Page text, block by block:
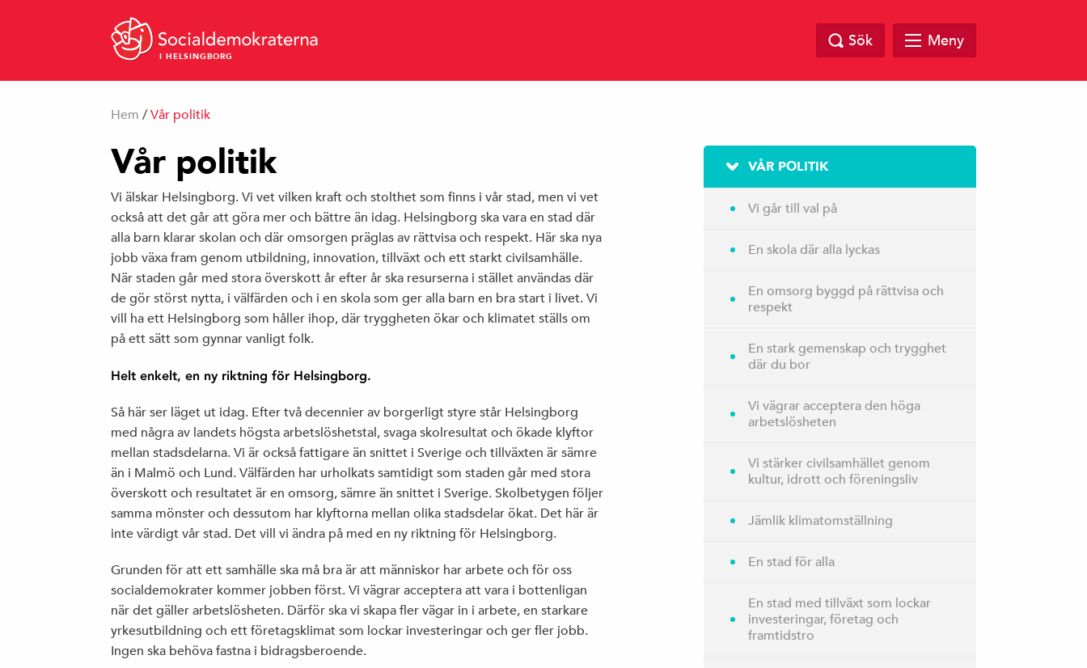
I HELSINGBORG
Sök Meny
Hem / Vår politik
Vår politik
Vi älskar Helsingborg. Vi vet vilken kraft och stolthet som finns i vår stad, men vi vet
också att det går att göra mer och bättre än idag. Helsingborg ska vara en stad där
alla barn klarar skolan och där omsorgen präglas av rättvisa och respekt. Här ska nya
jobb växa fram genom utbildning, innovation, tillväxt och ett starkt civilsamhälle.
När staden går med stora överskott år efter år ska resurserna i stället användas där
de gör störst nytta, i välfärden och i en skola som ger alla barn en bra start i livet. Vi
vill ha ett Helsingborg som håller ihop, där tryggheten ökar och klimatet ställs om
på ett sätt som gynnar vanligt folk.
Helt enkelt, en ny riktning för Helsingborg.
Så här ser läget ut idag. Efter två decennier av borgerligt styre står Helsingborg
med några av landets högsta arbetslöshetstal, svaga skolresultat och ökade klyftor
mellan stadsdelarna. Vi är också fattigare än snittet i Sverige och tillväxten är sämre
än i Malmö och Lund. Välfärden har urholkats samtidigt som staden går med stora
överskott och resultatet är en omsorg, sämre än snittet i Sverige. Skolbetygen följer
samma mönster och dessutom har klyftorna mellan olika stadsdelar ökat. Det här är
inte värdigt vår stad. Det vill vi ändra på med en ny riktning för Helsingborg.
Grunden för att ett samhälle ska må bra är att människor har arbete och för oss
socialdemokrater kommer jobben först. Vi vägrar acceptera att vara i bottenligan
när det gäller arbetslösheten. Därför ska vi skapa fler vägar in i arbete, en starkare
yrkesutbildning och ett företagsklimat som lockar investeringar och ger fler jobb.
Ingen ska behöva fastna i bidragsberoende.
VÅR POLITIK
Vi går till val på
En skola där alla lyckas
En omsorg byggd på rättvisa och
respekt
En stark gemenskap och trygghet
där du bor
Vi vägrar acceptera den höga
arbetslösheten
Vi stärker civilsamhället genom
kultur, idrott och föreningsliv
Jämlik klimatomställning
En stad för alla
En stad med tillväxt som lockar
investeringar, företag och
framtidstro